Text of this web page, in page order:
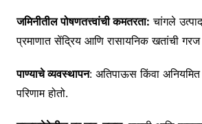
जमिनीतील पोषणतत्त्वांची कमतरता: चांगले
प्रमाणात सेंद्रिय आणि रासायनिक खतांची
पाण्याचे व्यवस्थापन: अतिपाऊस किंवा अनियमित
परिणाम होतो.